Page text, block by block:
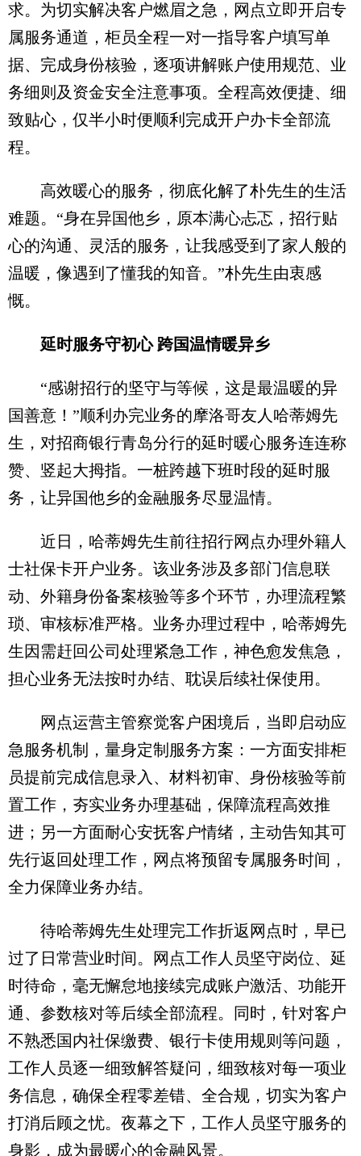
求。为切实解决客户燃眉之急，网点立即开启专
属服务通道，柜员全程一对一指导客户填写单
据、完成身份核验，逐项讲解账户使用规范、业
务细则及资金安全注意事项。全程高效便捷、细
致贴心，仅半小时便顺利完成开户办卡全部流
程。
高效暖心的服务，彻底化解了朴先生的生活
难题。“身在异国他乡，原本满心忐忑，招行贴
心的沟通、灵活的服务，让我感受到了家人般的
温暖，像遇到了懂我的知音。”朴先生由衷感
慨。
延时服务守初心 跨国温情暖异乡
“感谢招行的坚守与等候，这是最温暖的异
国善意！”顺利办完业务的摩洛哥友人哈蒂姆先
生，对招商银行青岛分行的延时暖心服务连连称
赞、竖起大拇指。一桩跨越下班时段的延时服
务，让异国他乡的金融服务尽显温情。
近日，哈蒂姆先生前往招行网点办理外籍人
士社保卡开户业务。该业务涉及多部门信息联
动、外籍身份备案核验等多个环节，办理流程繁
琐、审核标准严格。业务办理过程中，哈蒂姆先
生因需赶回公司处理紧急工作，神色愈发焦急，
担心业务无法按时办结、耽误后续社保使用。
网点运营主管察觉客户困境后，当即启动应
急服务机制，量身定制服务方案：一方面安排柜
员提前完成信息录入、材料初审、身份核验等前
置工作，夯实业务办理基础，保障流程高效推
进；另一方面耐心安抚客户情绪，主动告知其可
先行返回处理工作，网点将预留专属服务时间，
全力保障业务办结。
待哈蒂姆先生处理完工作折返网点时，早已
过了日常营业时间。网点工作人员坚守岗位、延
时待命，毫无懈怠地接续完成账户激活、功能开
通、参数核对等后续全部流程。同时，针对客户
不熟悉国内社保缴费、银行卡使用规则等问题，
工作人员逐一细致解答疑问，细致核对每一项业
务信息，确保全程零差错、全合规，切实为客户
打消后顾之忧。夜幕之下，工作人员坚守服务的
身影，成为最暖心的金融风景。